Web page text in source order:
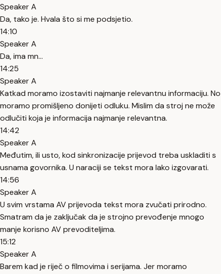
Speaker A
Da, tako je. Hvala što si me podsjetio.
14:10
Speaker A
Da, ima mn...
14:25
Speaker A
Katkad moramo izostaviti najmanje relevantnu informaciju. No
moramo promišljeno donijeti odluku. Mislim da stroj ne može
odlučiti koja je informacija najmanje relevantna.
14:42
Speaker A
Međutim, ili usto, kod sinkronizacije prijevod treba uskladiti s
usnama govornika. U naraciji se tekst mora lako izgovarati.
14:56
Speaker A
U svim vrstama AV prijevoda tekst mora zvučati prirodno.
Smatram da je zaključak da je strojno prevođenje mnogo
manje korisno AV prevoditeljima.
15:12
Speaker A
Barem kad je riječ o filmovima i serijama. Jer moramo